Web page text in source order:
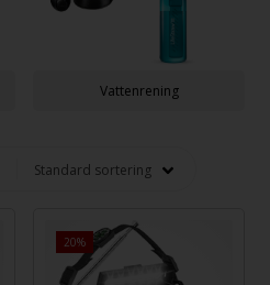
Vattenrening
20%